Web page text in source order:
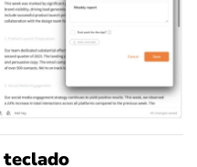
teclado